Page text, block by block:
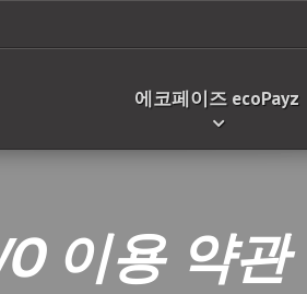
에코페이즈 ecoPayz
이용 약관